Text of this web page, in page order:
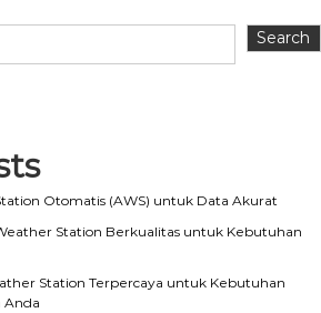
Search
Otomatis (AWS) untuk Data Akurat
Station Berkualitas untuk Kebutuhan
Station Terpercaya untuk Kebutuhan
Anda